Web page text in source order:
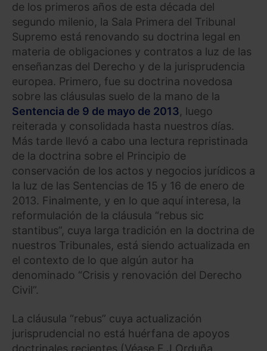
de los primeros años de esta década del
segundo milenio, la Sala Primera del Tribunal
Supremo está renovando su doctrina legal en
materia de obligaciones y contratos a luz de las
enseñanzas del Derecho y de la jurisprudencia
europea. Primero, fue su doctrina novedosa
sobre las cláusulas suelo de la mano de la
Sentencia de 9 de mayo de 2013, luego
reiterada y consolidada hasta nuestros días.
Más tarde llevó a cabo una lectura repristinada
de la doctrina sobre el Principio de
conservación de los actos y negocios jurídicos a
la luz de las Sentencias de 15 y 16 de enero de
2013. Finalmente, y en lo que aquí interesa, la
reformulación de la cláusula “rebus sic
stantibus”, cuya larga tradición en la doctrina de
nuestros Tribunales, está siendo actualizada en
el contexto de lo que algún autor ha
denominado “Crisis y renovación del Derecho
Civil”.
La cláusula “rebus” cuya actualización
jurisprudencial no está huérfana de apoyos
doctrinales recientes (Véase F.J Orduña